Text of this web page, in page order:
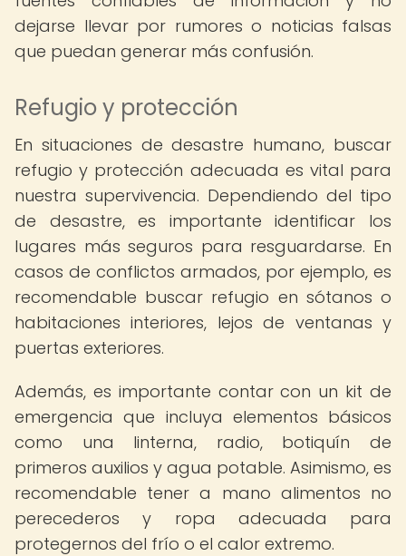
dejarse llevar por rumores o noticias falsas
que puedan generar más confusión.
Refugio y protección
En situaciones de desastre humano, buscar
refugio y protección adecuada es vital para
nuestra supervivencia. Dependiendo del tipo
de desastre, es importante identificar los
lugares más seguros para resguardarse. En
casos de conflictos armados, por ejemplo, es
recomendable buscar refugio en sótanos o
habitaciones interiores, lejos de ventanas y
puertas exteriores.
Además, es importante contar con un kit de
emergencia que incluya elementos básicos
como una linterna, radio, botiquín de
primeros auxilios y agua potable. Asimismo, es
recomendable tener a mano alimentos no
perecederos y ropa adecuada para
protegernos del frío o el calor extremo.